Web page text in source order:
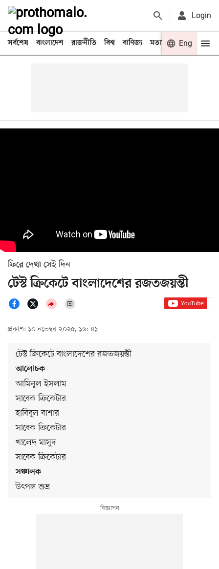
Login
সর্বশেষ বাংলাদেশ রাজনীতি বিশ্ব বাণিজ্য মতামত খেলা
Eng
ফিরে দেখা সেই দিন
টেস্ট ক্রিকেটে বাংলাদেশের রজতজয়ন্তী
প্রকাশ: ১০ নভেম্বর ২০২৫, ১৬: ৪১
টেস্ট ক্রিকেটে বাংলাদেশের রজতজয়ন্তী
আলোচক
আমিনুল ইসলাম
সাবেক ক্রিকেটার
হাবিবুল বাশার
সাবেক ক্রিকেটার
খালেদ মাসুদ
সাবেক ক্রিকেটার
সঞ্চালক
উৎপল শুভ্র